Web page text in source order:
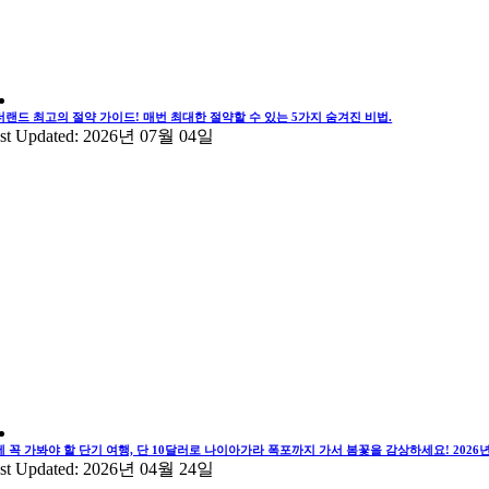
랜드 최고의 절약 가이드! 매번 최대한 절약할 수 있는 5가지 숨겨진 비법.
Updated: 2026년 07월 04일
꼭 가봐야 할 단기 여행, 단 10달러로 나이아가라 폭포까지 가서 봄꽃을 감상하세요! 2026
Updated: 2026년 04월 24일